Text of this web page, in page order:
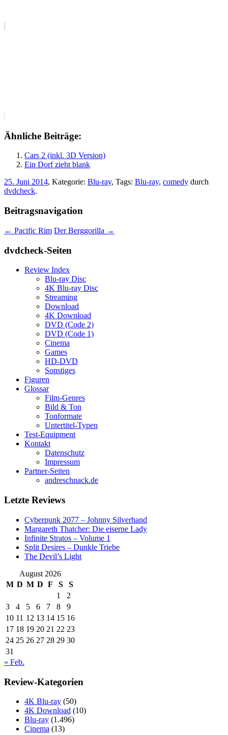
Ähnliche Beiträge:
Cars 2 (inkl. 3D Version)
Ein Dorf zieht blank
25. Juni 2014, Kategorie: Blu-ray, Tags: Blu-ray, comedy durch
dvdcheck.
Beitragsnavigation
← Pacific Rim Der Berggorilla →
dvdcheck-Seiten
Review Index
Blu-ray Disc
4K Blu-ray Disc
Streaming
Download
4K Download
DVD (Code 2)
DVD (Code 1)
Cinema
Games
HD-DVD
Sonstiges
Figuren
Glossar
Film-Genres
Bild & Ton
Tonformate
Untertitel-Typen
Test-Equipment
Kontakt
Datenschutz
Impressum
Partner-Seiten
andreschnack.de
Letzte Reviews
Cyberpunk 2077 – Johnny Silverhand
Margareth Thatcher: Die eiserne Lady
Infinite Stratos – Volume 1
Split Desires – Dunkle Triebe
The Devil’s Light
August 2026
M D M D F S
S
1
2
3
4 5 6 7 8
9
10 11 12 13 14 15 16
17 18 19 20 21 22 23
24 25 26 27 28 29 30
31
« Feb.
Review-Kategorien
4K Blu-ray (50)
4K Download (10)
Blu-ray (1.496)
Cinema (13)